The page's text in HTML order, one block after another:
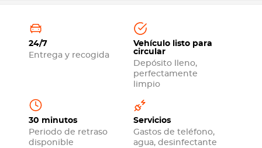
24/7
Entrega y recogida
Vehículo listo para
circular
Depósito lleno,
perfectamente
limpio
30 minutos
Periodo de retraso
disponible
Servicios
Gastos de teléfono,
agua, desinfectante